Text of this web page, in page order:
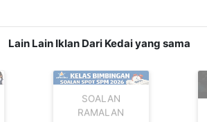
Lain Lain Iklan Dari Kedai yang sama
SOALAN
RAMALAN